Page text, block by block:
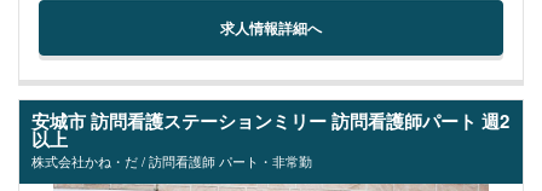
求人情報詳細へ
安城市 訪問看護ステーションミリー 訪問看護師パート 週2
以上
株式会社かね・だ / 訪問看護師 パート・非常勤